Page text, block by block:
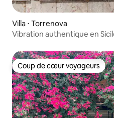
Villa ⋅ Torrenova
Vibration authentique en
Coup de cœur voyageurs
Coup de cœur voyageurs